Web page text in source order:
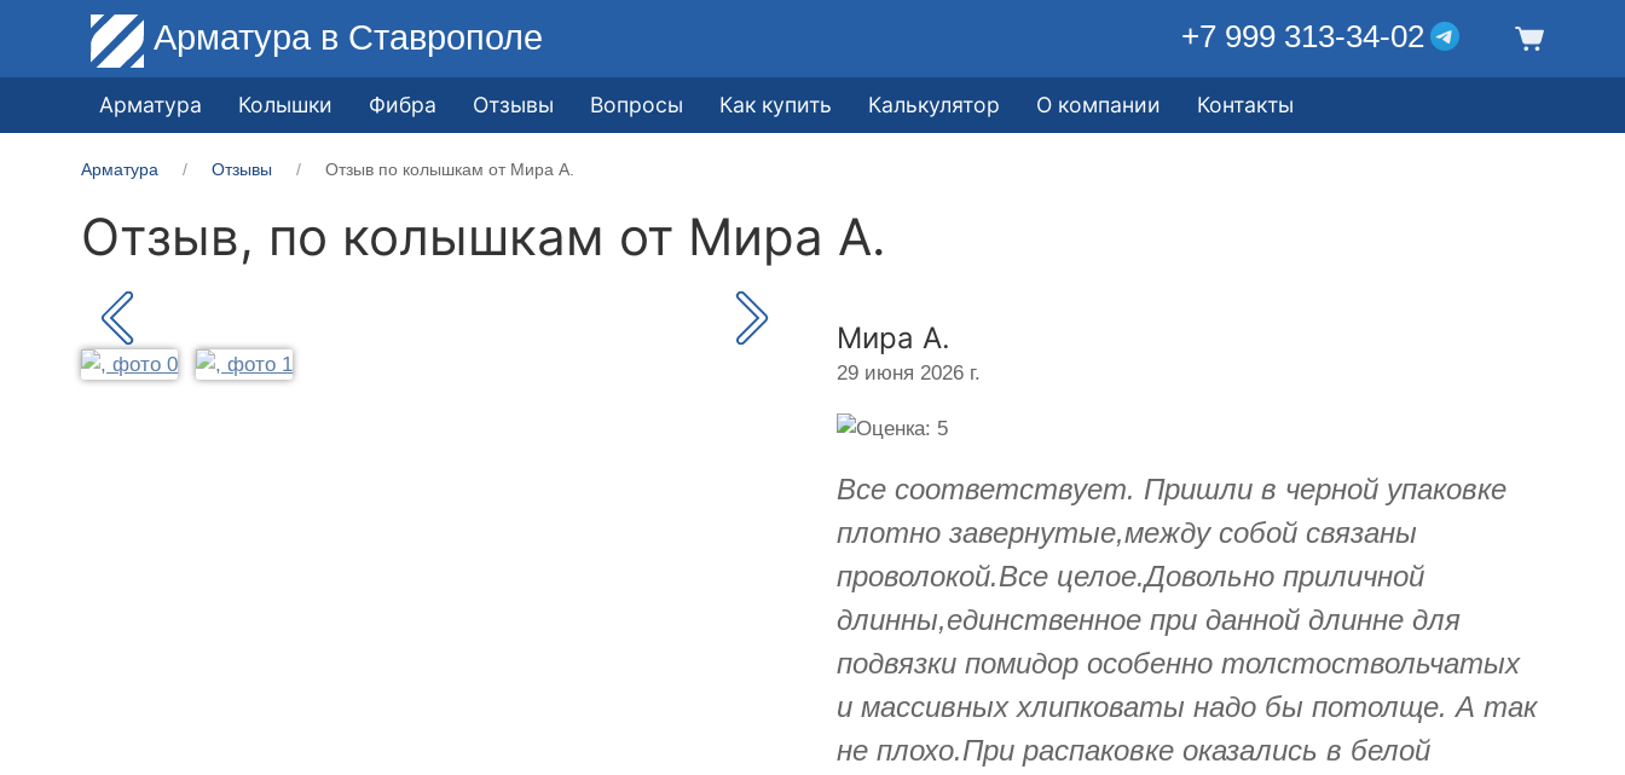
Арматура в Ставрополе +7 999 313-34-02
Арматура Колышки Фибра Отзывы Вопросы Как купить Калькулятор О компании Контакты
Арматура Отзывы Отзыв по колышкам от Мира А.
Отзыв, по колышкам от Мира А.
Мира А.
29 июня 2026 г.
Все соответствует. Пришли в черной упаковке
плотно завернутые,между собой связаны
проволокой.Все целое.Довольно приличной
длинны,единственное при данной длинне для
подвязки помидор особенно толстоствольчатых
и массивных хлипковаты надо бы потолще. А так
не плохо.При распаковке оказались в белой